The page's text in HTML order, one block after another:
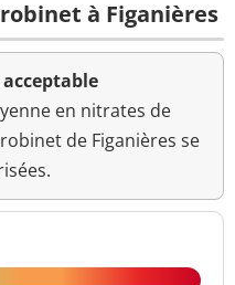
à Figanières
en nitrates de
de Figanières se